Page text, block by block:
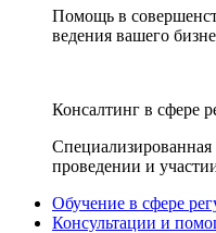
Помощь в
ведения вашего
Консалтинг в сфере
проведении и
Обучение в сфере
Консультации и